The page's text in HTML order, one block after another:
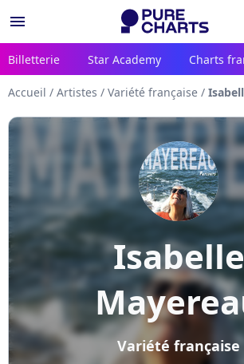
menu
Billetterie Star Academy Charts
Accueil / Artistes / Variété française /
Isabelle
Variété française